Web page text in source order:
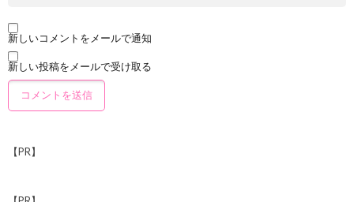
新しいコメントをメールで通知
新しい投稿をメールで受け取る
【PR】